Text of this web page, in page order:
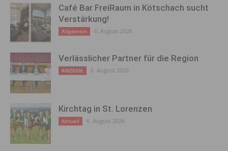
Café Bar FreiRaum in Kötschach sucht
Verstärkung!
Allgemein 6. August 2026
Verlässlicher Partner für die Region
ANZEIGE 6. August 2026
Kirchtag in St. Lorenzen
Aktuell 6. August 2026